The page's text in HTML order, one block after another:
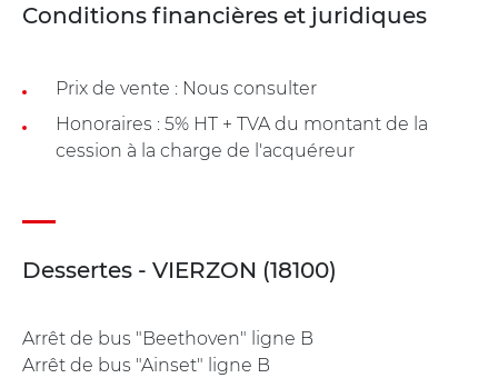
Conditions financières et juridiques
Prix de vente : Nous consulter
Honoraires : 5% HT + TVA du montant de la
cession à la charge de l'acquéreur
Dessertes - VIERZON (18100)
Arrêt de bus "Beethoven" ligne B
Arrêt de bus "Ainset" ligne B